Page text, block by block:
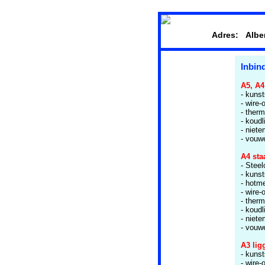
Adres:
A5,
-
- wire-o
-
-
-
-
A4
-
-
-
- wire-o
-
-
-
-
A3
-
- wire-o